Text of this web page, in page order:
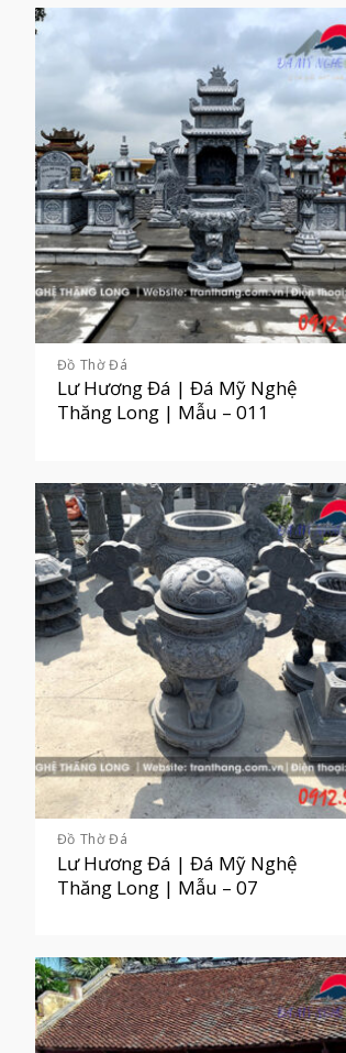
Đồ Thờ Đá
Lư Hương Đá | Đá Mỹ Nghệ
Thăng Long | Mẫu – 011
Đồ Thờ Đá
Lư Hương Đá | Đá Mỹ Nghệ
Thăng Long | Mẫu – 07